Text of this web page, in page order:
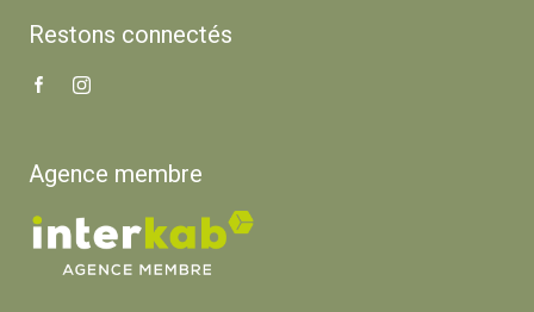
Restons connectés
Agence membre